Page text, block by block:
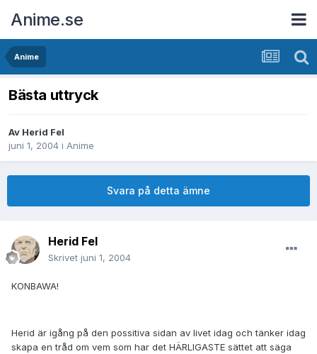
Anime.se
Anime
Bästa uttryck
Av Herid Fel
juni 1, 2004 i Anime
Svara på detta ämne
Herid Fel
Skrivet juni 1, 2004
KONBAWA!
Herid är igång på den possitiva sidan av livet idag och tänker idag
skapa en tråd om vem som har det HÄRLIGASTE sättet att säga